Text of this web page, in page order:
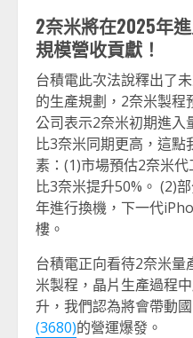
2奈米將在2025年
規模營收貢獻！
台積電此次法說釋出了
的生產規劃，2奈米製程
公司表示2奈米初期進入
比3奈米同期更高，這
素：(1)市場預估2奈米
比3奈米提升50%。 (2)
年進行換機，下一代
樓。
台積電正向看待2奈米
米製程，晶片生產過程
升，我們認為將會帶動
(3680)的營運爆發。